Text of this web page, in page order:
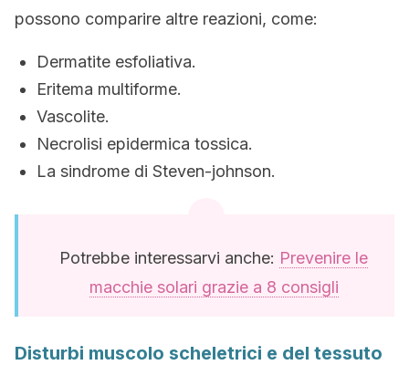
possono comparire altre reazioni, come:
Dermatite esfoliativa.
Eritema multiforme.
Vascolite.
Necrolisi epidermica tossica.
La sindrome di Steven-johnson.
Potrebbe interessarvi anche: Prevenire le
macchie solari grazie a 8 consigli
Disturbi muscolo scheletrici e del tessuto